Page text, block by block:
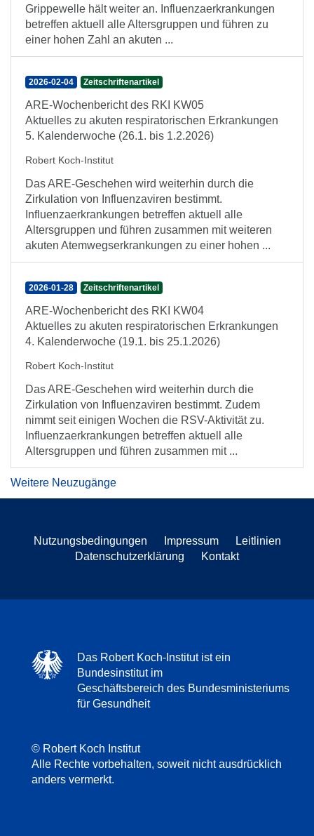
Grippewelle hält weiter an. Influenzaerkrankungen
betreffen aktuell alle Altersgruppen und führen zu
einer hohen Zahl an akuten ...
2026-02-04 Zeitschriftenartikel
ARE-Wochenbericht des RKI KW05
Aktuelles zu akuten respiratorischen Erkrankungen
5. Kalenderwoche (26.1. bis 1.2.2026)
Robert Koch-Institut
Das ARE-Geschehen wird weiterhin durch die
Zirkulation von Influenzaviren bestimmt.
Influenzaerkrankungen betreffen aktuell alle
Altersgruppen und führen zusammen mit weiteren
akuten Atemwegserkrankungen zu einer hohen ...
2026-01-28 Zeitschriftenartikel
ARE-Wochenbericht des RKI KW04
Aktuelles zu akuten respiratorischen Erkrankungen
4. Kalenderwoche (19.1. bis 25.1.2026)
Robert Koch-Institut
Das ARE-Geschehen wird weiterhin durch die
Zirkulation von Influenzaviren bestimmt. Zudem
nimmt seit einigen Wochen die RSV-Aktivität zu.
Influenzaerkrankungen betreffen aktuell alle
Altersgruppen und führen zusammen mit ...
Weitere Neuzugänge
Nutzungsbedingungen Impressum
Leitlinien
Datenschutzerklärung
Kontakt
Das Robert Koch-Institut ist ein
Bundesinstitut im
Geschäftsbereich des Bundesministeriums
für Gesundheit
© Robert Koch Institut
Alle Rechte vorbehalten, soweit nicht ausdrücklich
anders vermerkt.